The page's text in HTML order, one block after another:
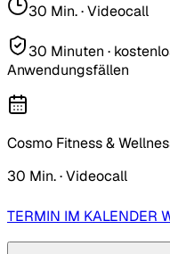
30 Min. · Videocall
30 Minuten ·
Anwendungsfällen
Cosmo Fitness &
30 Min. · Videocall
TERMIN IM KALENDER